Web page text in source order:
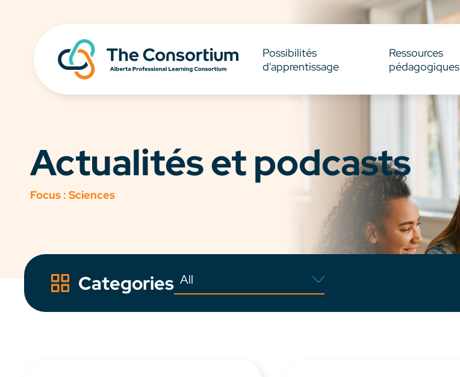
Possibilités
d'apprentissage
Ressources
pédagogiques
Actualités et podcasts
Focus : Sciences
Categories